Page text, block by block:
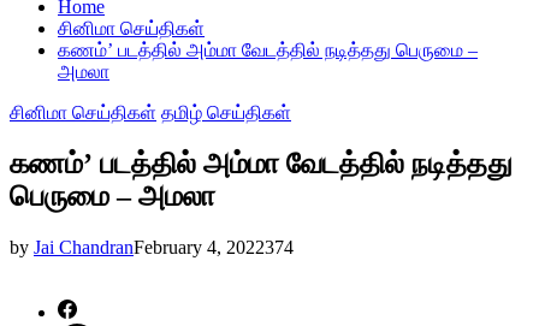
Home
சினிமா செய்திகள்
கணம்’ படத்தில் அம்மா வேடத்தில் நடித்தது பெருமை –
அமலா
சினிமா செய்திகள் தமிழ் செய்திகள்
கணம்’ படத்தில் அம்மா வேடத்தில் நடித்தது
பெருமை – அமலா
by Jai ChandranFebruary 4, 2022374